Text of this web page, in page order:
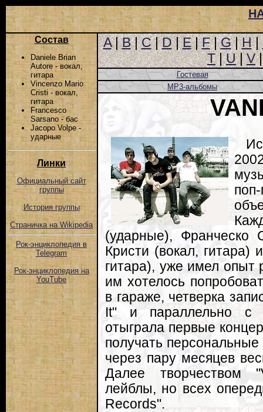
Состав
Daniele Brian
Autore - вокал,
гитара
Vincenzo Mario
Cristi - вокал,
гитара
Francesco
Sarsano - бас
Jacopo Volpe -
ударные
Линки
Официальный сайт
группы
История группы
Страничка на Wikipedia
Рок-энциклопедия в
Telegram
Рок-энциклопедия на
YouTube
A|B|C|D|E|F|G|H|
T|U|V
Гостевая
MP3-альбомы
(ударные), Франческо
Кристи (вокал, гитара)
гитара), уже имел опыт
им хотелось
в гараже, четверка
It" и параллельно с
отыграла первые
получать
через пару месяцев
Далее творчеством
лейблы, но всех
Records".